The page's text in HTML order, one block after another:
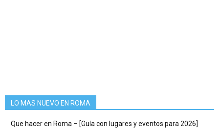
LO MAS NUEVO EN ROMA
Que hacer en Roma – [Guía con lugares y eventos para 2026]